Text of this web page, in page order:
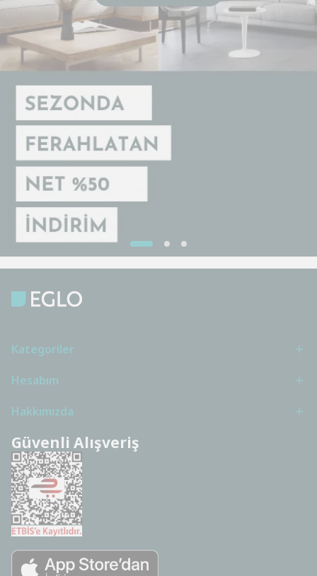
Kategoriler
Hesabım
Hakkımızda
Güvenli Alışveriş